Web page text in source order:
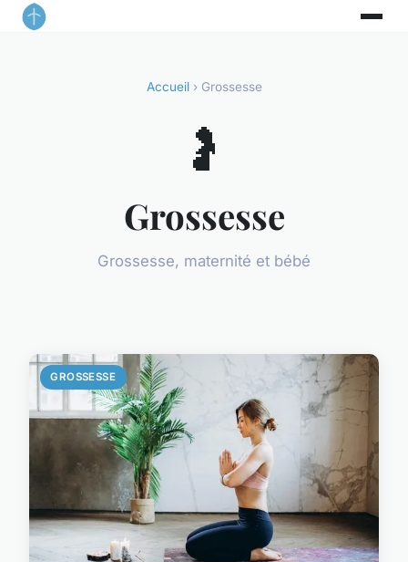
Accueil› Grossesse
🤰
Grossesse
Grossesse, maternité et bébé
GROSSESSE